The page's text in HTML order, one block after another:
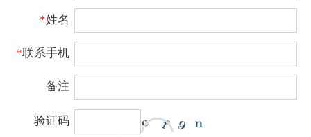
*姓名
*联系手机
备注
验证码